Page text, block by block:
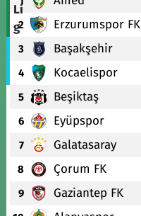
2 Erzurumspor FK
3 Başakşehir
4 Kocaelispor
5 Beşiktaş
6 Eyüpspor
7 Galatasaray
8 Çorum FK
9 Gaziantep FK